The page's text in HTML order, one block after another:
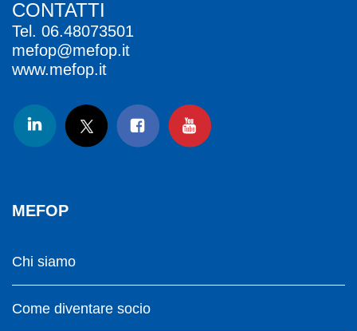
CONTATTI
Tel. 06.48073501
mefop@mefop.it
www.mefop.it
MEFOP
Chi siamo
Come diventare socio